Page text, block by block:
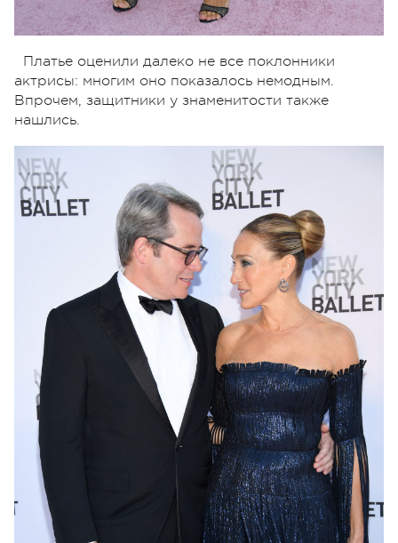
Платье оценили далеко не все поклонники
актрисы: многим оно показалось немодным.
Впрочем, защитники у знаменитости также
нашлись.